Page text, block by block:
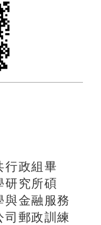
行政組畢
研究所碩
與金融服務
司郵政訓練